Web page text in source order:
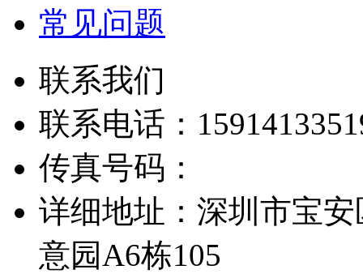
常见问题
联系我们
联系电话：
传真号码：
详细地址：深圳市宝
意园A6栋105